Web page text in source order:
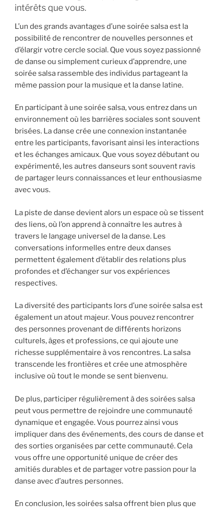
intérêts que vous.
L’un des grands avantages d’une soirée salsa est la
possibilité de rencontrer de nouvelles personnes et
d’élargir votre cercle social. Que vous soyez passionné
de danse ou simplement curieux d’apprendre, une
soirée salsa rassemble des individus partageant la
même passion pour la musique et la danse latine.
En participant à une soirée salsa, vous entrez dans un
environnement où les barrières sociales sont souvent
brisées. La danse crée une connexion instantanée
entre les participants, favorisant ainsi les interactions
et les échanges amicaux. Que vous soyez débutant ou
expérimenté, les autres danseurs sont souvent ravis
de partager leurs connaissances et leur enthousiasme
avec vous.
La piste de danse devient alors un espace où se tissent
des liens, où l’on apprend à connaître les autres à
travers le langage universel de la danse. Les
conversations informelles entre deux danses
permettent également d’établir des relations plus
profondes et d’échanger sur vos expériences
respectives.
La diversité des participants lors d’une soirée salsa est
également un atout majeur. Vous pouvez rencontrer
des personnes provenant de différents horizons
culturels, âges et professions, ce qui ajoute une
richesse supplémentaire à vos rencontres. La salsa
transcende les frontières et crée une atmosphère
inclusive où tout le monde se sent bienvenu.
De plus, participer régulièrement à des soirées salsa
peut vous permettre de rejoindre une communauté
dynamique et engagée. Vous pourrez ainsi vous
impliquer dans des événements, des cours de danse et
des sorties organisées par cette communauté. Cela
vous offre une opportunité unique de créer des
amitiés durables et de partager votre passion pour la
danse avec d’autres personnes.
En conclusion, les soirées salsa offrent bien plus que